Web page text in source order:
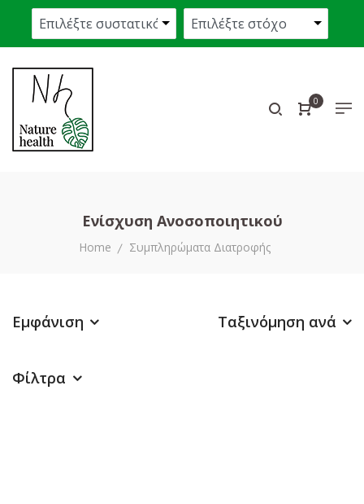
0
Ενίσχυση Ανοσοποιητικού
Home Συμπληρώματα Διατροφής
Εμφάνιση Ταξινόμηση ανά
Φίλτρα